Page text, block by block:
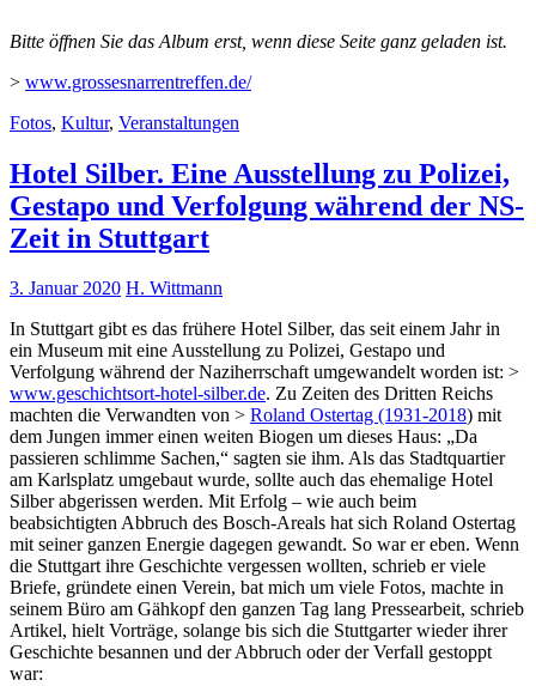
Bitte öffnen Sie das Album erst, wenn diese Seite ganz geladen ist.
> www.grossesnarrentreffen.de/
Fotos, Kultur, Veranstaltungen
Hotel Silber. Eine Ausstellung zu Polizei,
Gestapo und Verfolgung während der NS-
Zeit in Stuttgart
3. Januar 2020 H. Wittmann
In Stuttgart gibt es das frühere Hotel Silber, das seit einem Jahr in
ein Museum mit eine Ausstellung zu Polizei, Gestapo und
Verfolgung während der Naziherrschaft umgewandelt worden ist: >
www.geschichtsort-hotel-silber.de. Zu Zeiten des Dritten Reichs
machten die Verwandten von > Roland Ostertag (1931-2018) mit
dem Jungen immer einen weiten Biogen um dieses Haus: „Da
passieren schlimme Sachen,“ sagten sie ihm. Als das Stadtquartier
am Karlsplatz umgebaut wurde, sollte auch das ehemalige Hotel
Silber abgerissen werden. Mit Erfolg – wie auch beim
beabsichtigten Abbruch des Bosch-Areals hat sich Roland Ostertag
mit seiner ganzen Energie dagegen gewandt. So war er eben. Wenn
die Stuttgart ihre Geschichte vergessen wollten, schrieb er viele
Briefe, gründete einen Verein, bat mich um viele Fotos, machte in
seinem Büro am Gähkopfden ganzen Tag lang Pressearbeit, schrieb
Artikel, hielt Vorträge, solange bis sich die Stuttgarter wieder ihrer
Geschichte besannen und der Abbruch oder der Verfall gestoppt
war: